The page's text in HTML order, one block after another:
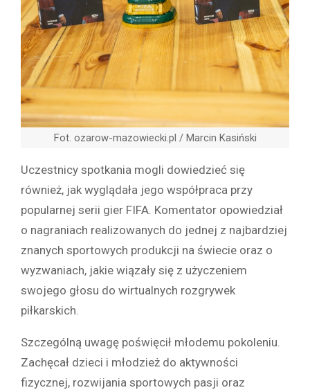
Fot. ozarow-mazowiecki.pl / Marcin Kasiński
Uczestnicy spotkania mogli dowiedzieć się
również, jak wyglądała jego współpraca przy
popularnej serii gier FIFA. Komentator opowiedział
o nagraniach realizowanych do jednej z najbardziej
znanych sportowych produkcji na świecie oraz o
wyzwaniach, jakie wiązały się z użyczeniem
swojego głosu do wirtualnych rozgrywek
piłkarskich.
Szczególną uwagę poświęcił młodemu pokoleniu.
Zachęcał dzieci i młodzież do aktywności
fizycznej, rozwijania sportowych pasji oraz